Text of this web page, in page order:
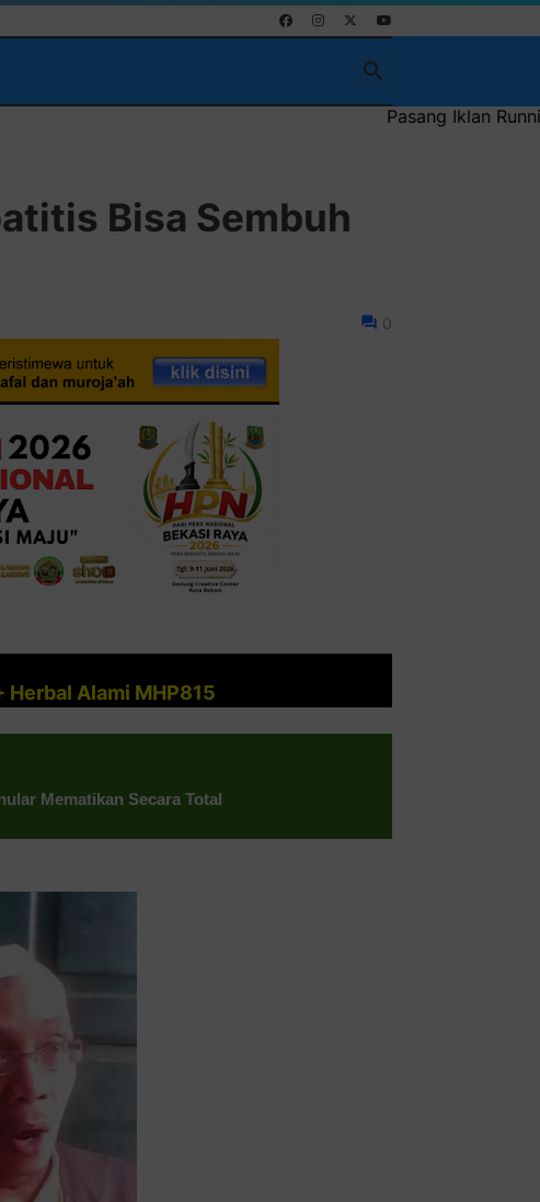
Pasang Iklan Running Text Anda di
Bisa Sembuh
0
Herbal Alami MHP815
Mematikan Secara Total